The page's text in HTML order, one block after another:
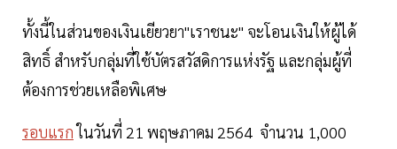
ทั้งนี้ในส่วนของเงินเยียวยา"เราชนะ" จะโอนเงินให้ผู้ได้
สิทธิ์ สำหรับกลุ่มที่ใช้บัตรสวัสดิการแห่งรัฐ และกลุ่มผู้ที่
ต้องการช่วยเหลือพิเศษ
รอบแรกในวันที่ 21 พฤษภาคม 2564 จำนวน 1,000